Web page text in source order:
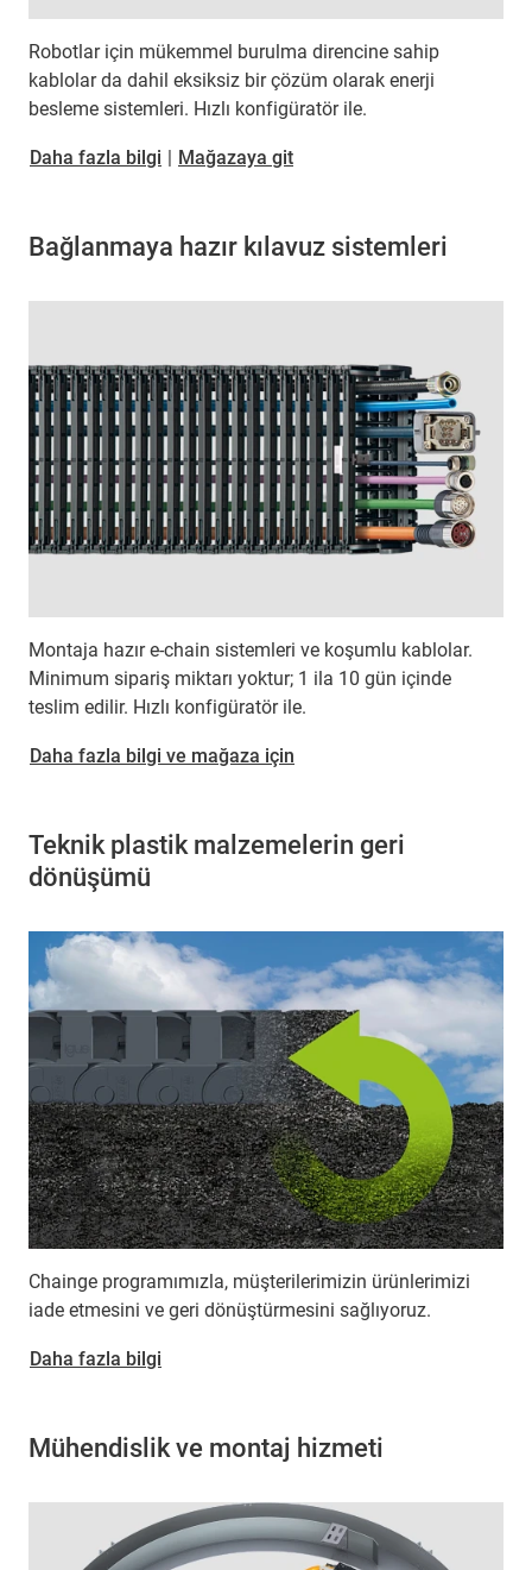
Robotlar için mükemmel burulma direncine sahip
kablolar da dahil eksiksiz bir çözüm olarak enerji
besleme sistemleri. Hızlı konfigüratör ile.
Daha fazla bilgi | Mağazaya git
Bağlanmaya hazır kılavuz sistemleri
Montaja hazır e-chain sistemleri ve koşumlu kablolar.
Minimum sipariş miktarı yoktur; 1 ila 10 gün içinde
teslim edilir. Hızlı konfigüratör ile.
Daha fazla bilgi ve mağaza için
Teknik plastik malzemelerin geri
dönüşümü
Chainge programımızla, müşterilerimizin ürünlerimizi
iade etmesini ve geri dönüştürmesini sağlıyoruz.
Daha fazla bilgi
Mühendislik ve montaj hizmeti